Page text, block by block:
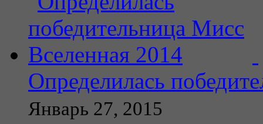
Определилась
Январь 27, 2015